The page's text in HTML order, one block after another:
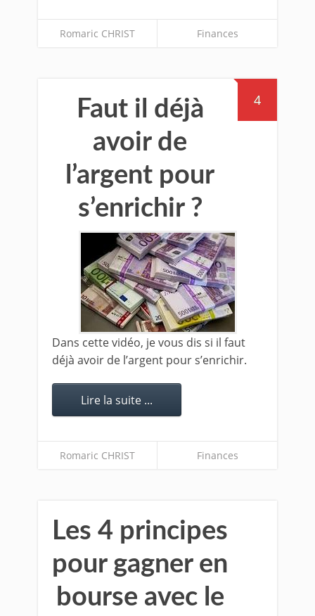
Romaric CHRIST Finances
4
Faut il déjà
avoir de
l’argent pour
s’enrichir ?
Dans cette vidéo, je vous dis si il faut
déjà avoir de l’argent pour s’enrichir.
Lire la suite ...
Romaric CHRIST Finances
Les 4 principes
pour gagner en
bourse avec le